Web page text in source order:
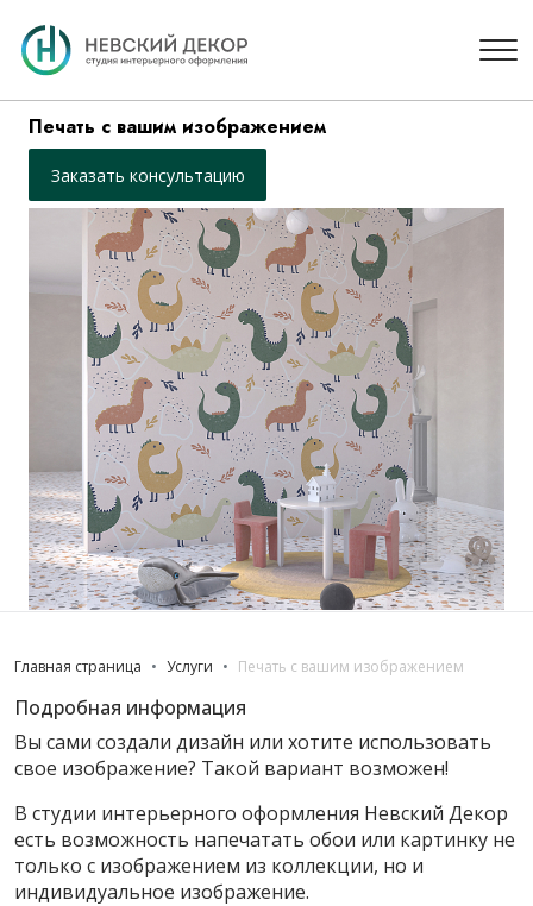
Печать с вашим изображением
Заказать консультацию
Главная страница Услуги Печать с вашим изображением
Подробная информация
Вы сами создали дизайн или хотите использовать
свое изображение? Такой вариант возможен!
В студии интерьерного оформления Невский Декор
есть возможность напечатать обои или картинку не
только с изображением из коллекции, но и
индивидуальное изображение.